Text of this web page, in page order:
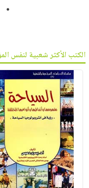
1
الكتب الأكثر شعبية لنفس